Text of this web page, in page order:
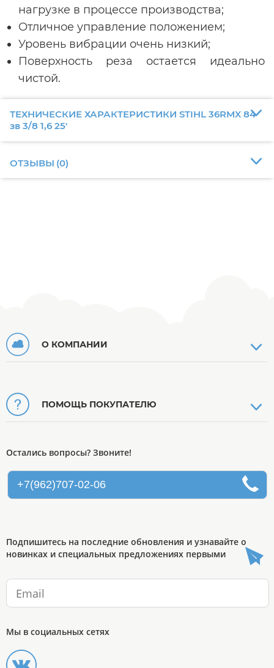
нагрузке в процессе производства;
Отличное управление положением;
Уровень вибрации очень низкий;
Поверхность реза остается идеально
чистой.
ТЕХНИЧЕСКИЕ ХАРАКТЕРИСТИКИ STIHL 36RMX 84
зв 3/8 1,6 25'
ОТЗЫВЫ (0)
О КОМПАНИИ
ПОМОЩЬ ПОКУПАТЕЛЮ
Остались вопросы? Звоните!
+7(962)707-02-06
Подпишитесь на последние обновления и узнавайте о
новинках и специальных предложениях первыми
Мы в социальных сетях